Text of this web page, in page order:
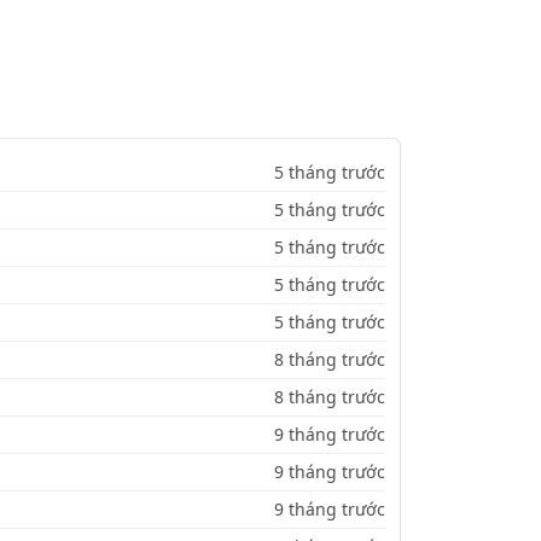
5 tháng trước
5 tháng trước
5 tháng trước
5 tháng trước
5 tháng trước
8 tháng trước
8 tháng trước
9 tháng trước
9 tháng trước
9 tháng trước